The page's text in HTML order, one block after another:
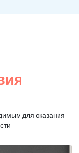
для оказания